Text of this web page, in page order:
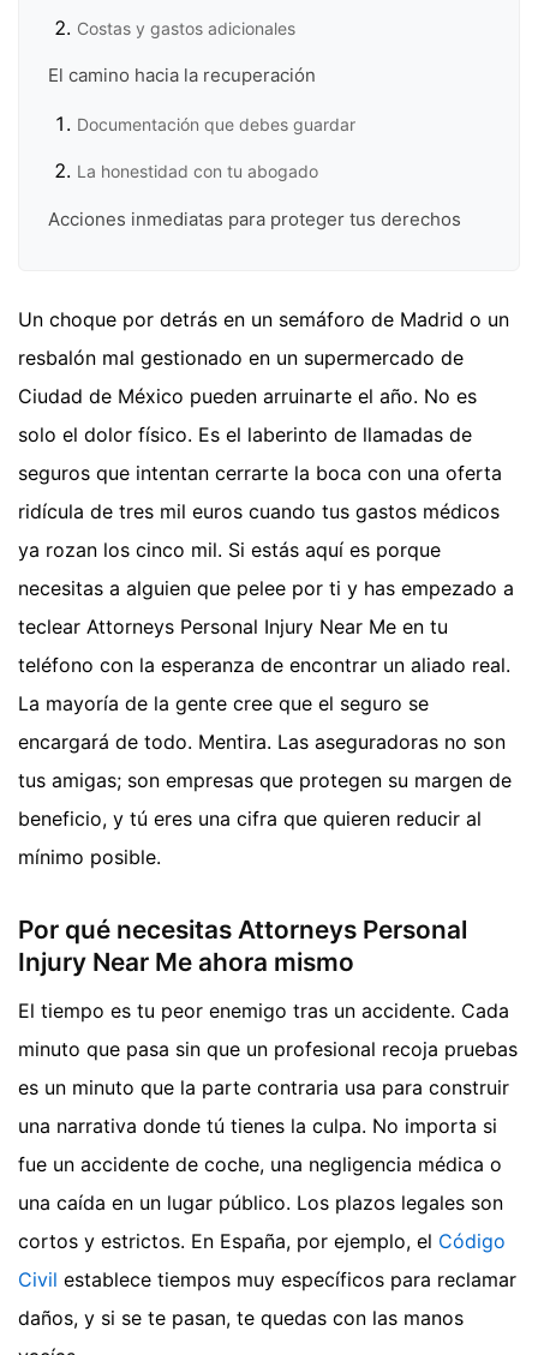
Costas y gastos adicionales
El camino hacia la recuperación
Documentación que debes guardar
La honestidad con tu abogado
Acciones inmediatas para proteger tus derechos
Un choque por detrás en un semáforo de Madrid o un
resbalón mal gestionado en un supermercado de
Ciudad de México pueden arruinarte el año. No es
solo el dolor físico. Es el laberinto de llamadas de
seguros que intentan cerrarte la boca con una oferta
ridícula de tres mil euros cuando tus gastos médicos
ya rozan los cinco mil. Si estás aquí es porque
necesitas a alguien que pelee por ti y has empezado a
teclear Attorneys Personal Injury Near Me en tu
teléfono con la esperanza de encontrar un aliado real.
La mayoría de la gente cree que el seguro se
encargará de todo. Mentira. Las aseguradoras no son
tus amigas; son empresas que protegen su margen de
beneficio, y tú eres una cifra que quieren reducir al
mínimo posible.
Por qué necesitas Attorneys Personal
Injury Near Me ahora mismo
El tiempo es tu peor enemigo tras un accidente. Cada
minuto que pasa sin que un profesional recoja pruebas
es un minuto que la parte contraria usa para construir
una narrativa donde tú tienes la culpa. No importa si
fue un accidente de coche, una negligencia médica o
una caída en un lugar público. Los plazos legales son
cortos y estrictos. En España, por ejemplo, el Código
Civil establece tiempos muy específicos para reclamar
daños, y si se te pasan, te quedas con las manos